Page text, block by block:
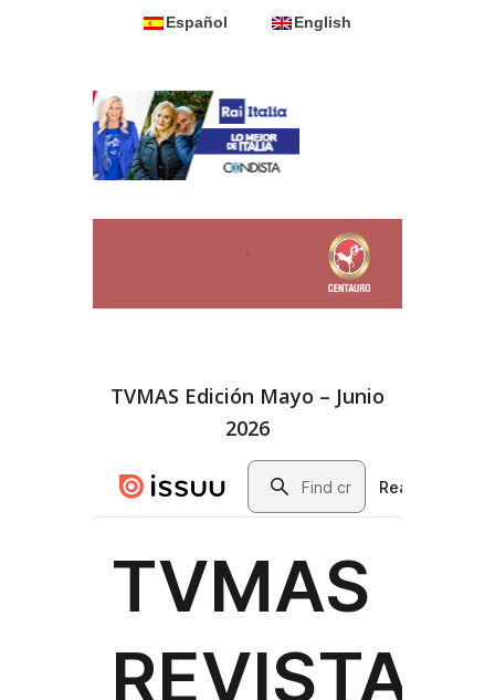
Español English
TVMAS Edición Mayo – Junio
2026